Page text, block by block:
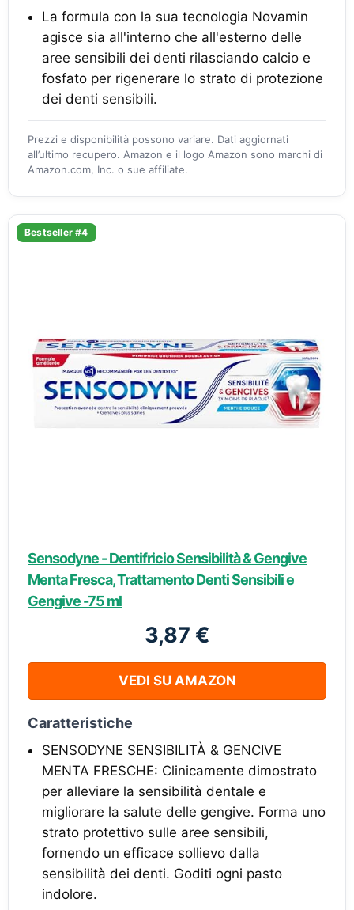
La formula con la sua tecnologia Novamin
agisce sia all'interno che all'esterno delle
aree sensibili dei denti rilasciando calcio e
fosfato per rigenerare lo strato di protezione
dei denti sensibili.
Prezzi e disponibilità possono variare. Dati aggiornati
all’ultimo recupero. Amazon e il logo Amazon sono marchi di
Amazon.com, Inc. o sue affiliate.
Bestseller #4
Sensodyne - Dentifricio Sensibilità & Gengive
Menta Fresca, Trattamento Denti Sensibili e
Gengive -75 ml
3,87 €
VEDI SU AMAZON
Caratteristiche
SENSODYNE SENSIBILITÀ & GENCIVE
MENTA FRESCHE: Clinicamente dimostrato
per alleviare la sensibilità dentale e
migliorare la salute delle gengive. Forma uno
strato protettivo sulle aree sensibili,
fornendo un efficace sollievo dalla
sensibilità dei denti. Goditi ogni pasto
indolore.